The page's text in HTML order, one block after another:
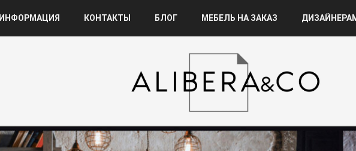
ИНФОРМАЦИЯ КОНТАКТЫ БЛОГ МЕБЕЛЬ НА ЗАКАЗ